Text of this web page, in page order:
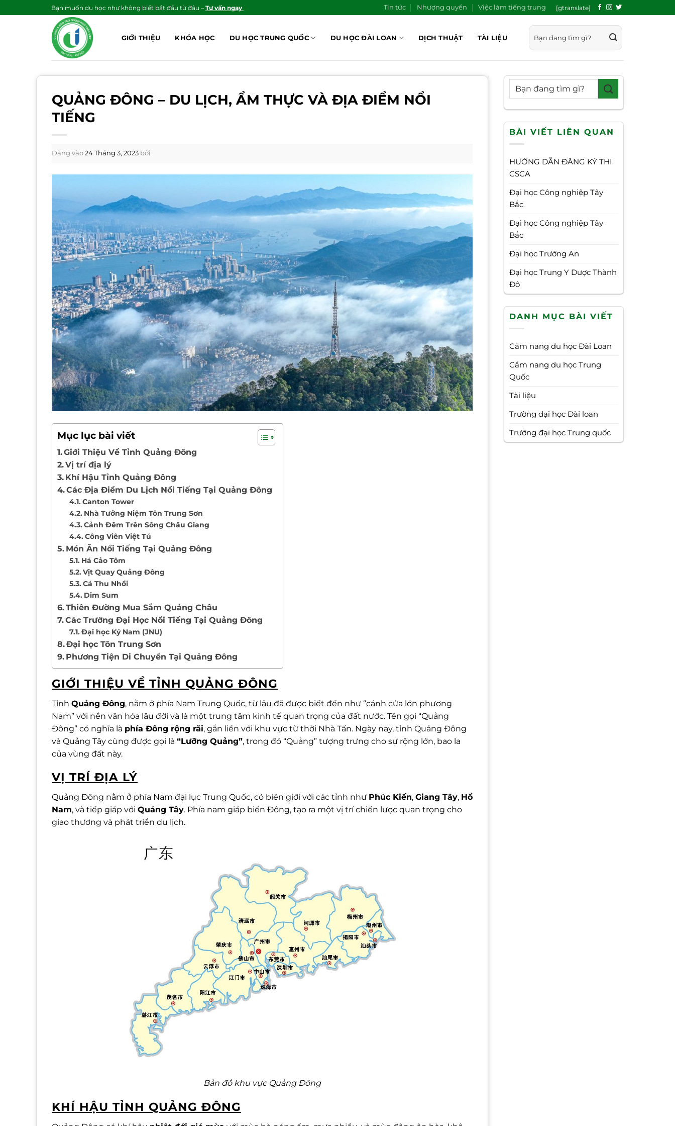
qua
Bạn muốn du học như không biết bắt đầu từ đâu – Tư vấn ngay Tin tức Nhượng quyền Việc làm tiếng trung [gtranslate]
GIỚI THIỆU KHÓA HỌC DU HỌC TRUNG QUỐC DU HỌC ĐÀI LOAN DỊCH THUẬT TÀI LIỆU
QUẢNG ĐÔNG – DU LỊCH, ẨM THỰC VÀ ĐỊA ĐIỂM NỔI
TIẾNG
Đăng vào24 Tháng 3, 2023 bởi
Mục lục bài viết
Giới Thiệu Về Tỉnh Quảng Đông
Vị trí địa lý
Khí Hậu Tỉnh Quảng Đông
Các Địa Điểm Du Lịch Nổi Tiếng Tại Quảng Đông
Canton Tower
Nhà Tưởng Niệm Tôn Trung Sơn
Cảnh Đêm Trên Sông Châu Giang
Công Viên Việt Tú
Món Ăn Nổi Tiếng Tại Quảng Đông
Há Cảo Tôm
Vịt Quay Quảng Đông
Cá Thu Nhồi
Dim Sum
Thiên Đường Mua Sắm Quảng Châu
Các Trường Đại Học Nổi Tiếng Tại Quảng Đông
Đại học Ký Nam (JNU)
Đại học Tôn Trung Sơn
Phương Tiện Di Chuyển Tại Quảng Đông
GIỚI THIỆU VỀ TỈNH QUẢNG ĐÔNG
Tỉnh Quảng Đông, nằm ở phía Nam Trung Quốc, từ lâu đã được biết đến như “cánh cửa lớn phương
Nam” với nền văn hóa lâu đời và là một trung tâm kinh tế quan trọng của đất nước. Tên gọi “Quảng
Đông” có nghĩa là phía Đông rộng rãi, gắn liền với khu vực từ thời Nhà Tấn. Ngày nay, tỉnh Quảng Đông
và Quảng Tây cùng được gọi là “Lưỡng Quảng”, trong đó “Quảng” tượng trưng cho sự rộng lớn, bao la
của vùng đất này.
VỊ TRÍ ĐỊA LÝ
Quảng Đông nằm ở phía Nam đại lục Trung Quốc, có biên giới với các tỉnh như Phúc Kiến, Giang Tây, Hồ
Nam, và tiếp giáp với Quảng Tây. Phía nam giáp biển Đông, tạo ra một vị trí chiến lược quan trọng cho
giao thương và phát triển du lịch.
Bản đồ khu vực Quảng Đông
KHÍ HẬU TỈNH QUẢNG ĐÔNG
BÀI VIẾT LIÊN QUAN
HƯỚNG DẪN ĐĂNG KÝ THI
CSCA
Đại học Công nghiệp Tây
Bắc
Đại học Công nghiệp Tây
Bắc
Đại học Trường An
Đại học Trung Y Dược Thành
Đô
DANH MỤC BÀI VIẾT
Cẩm nang du học Đài Loan
Cẩm nang du học Trung
Quốc
Tài liệu
Trường đại học Đài loan
Trường đại học Trung quốc